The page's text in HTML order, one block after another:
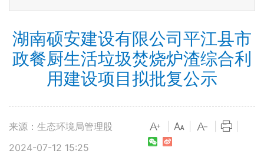
湖南硕安建设有限公司平江县市
政餐厨生活垃圾焚烧炉渣综合利
用建设项目拟批复公示
来源：生态环境局管理股
2024-07-12 15:25